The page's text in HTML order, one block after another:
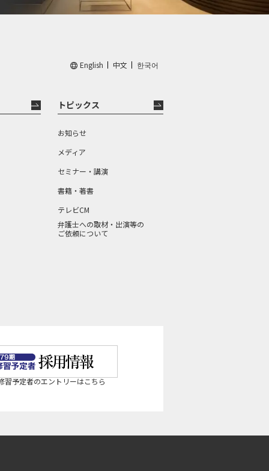
English 中文 한국어
トピックス
お知らせ
メディア
セミナー・講演
書籍・著書
テレビCM
弁護士への取材・出演等の
ご依頼について
習予定者のエントリーはこちら